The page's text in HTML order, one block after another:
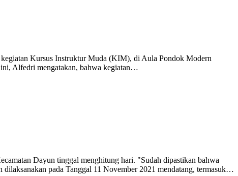
Kursus Instruktur Muda (KIM), di Aula Pondok Modern
Alfedri mengatakan, bahwa kegiatan…
Dayun tinggal menghitung hari. "Sudah dipastikan bahwa
pada Tanggal 11 November 2021 mendatang, termasuk…